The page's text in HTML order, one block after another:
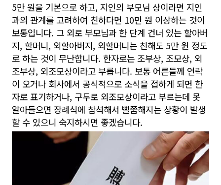
5만 원을 기본으로 하고, 지인의 부모님 상이라면 지인
과의 관계를 고려하여 친하다면 10만 원 이상하는 것이
보통입니다. 그 외로 부모님과 한 단계 건너 있는 할아버
지, 할머니, 외할아버지, 외할머니는 친해도 5만 원 정도
로 하는 것이 무난합니다. 한자로는 조부상, 조모상, 외
조부상, 외조모상이라고 부릅니다. 보통 어른들께 연락
이 오거나 회사에서 공식적으로 소식을 접하게 되면 한
자로 표기하거나, 구두로 외조모상이라고 부르는데 못
알아들으면 장례식에 참석해서 뻘쭘해지는 상황이 발생
할 수 있으니 숙지하시면 좋겠습니다.